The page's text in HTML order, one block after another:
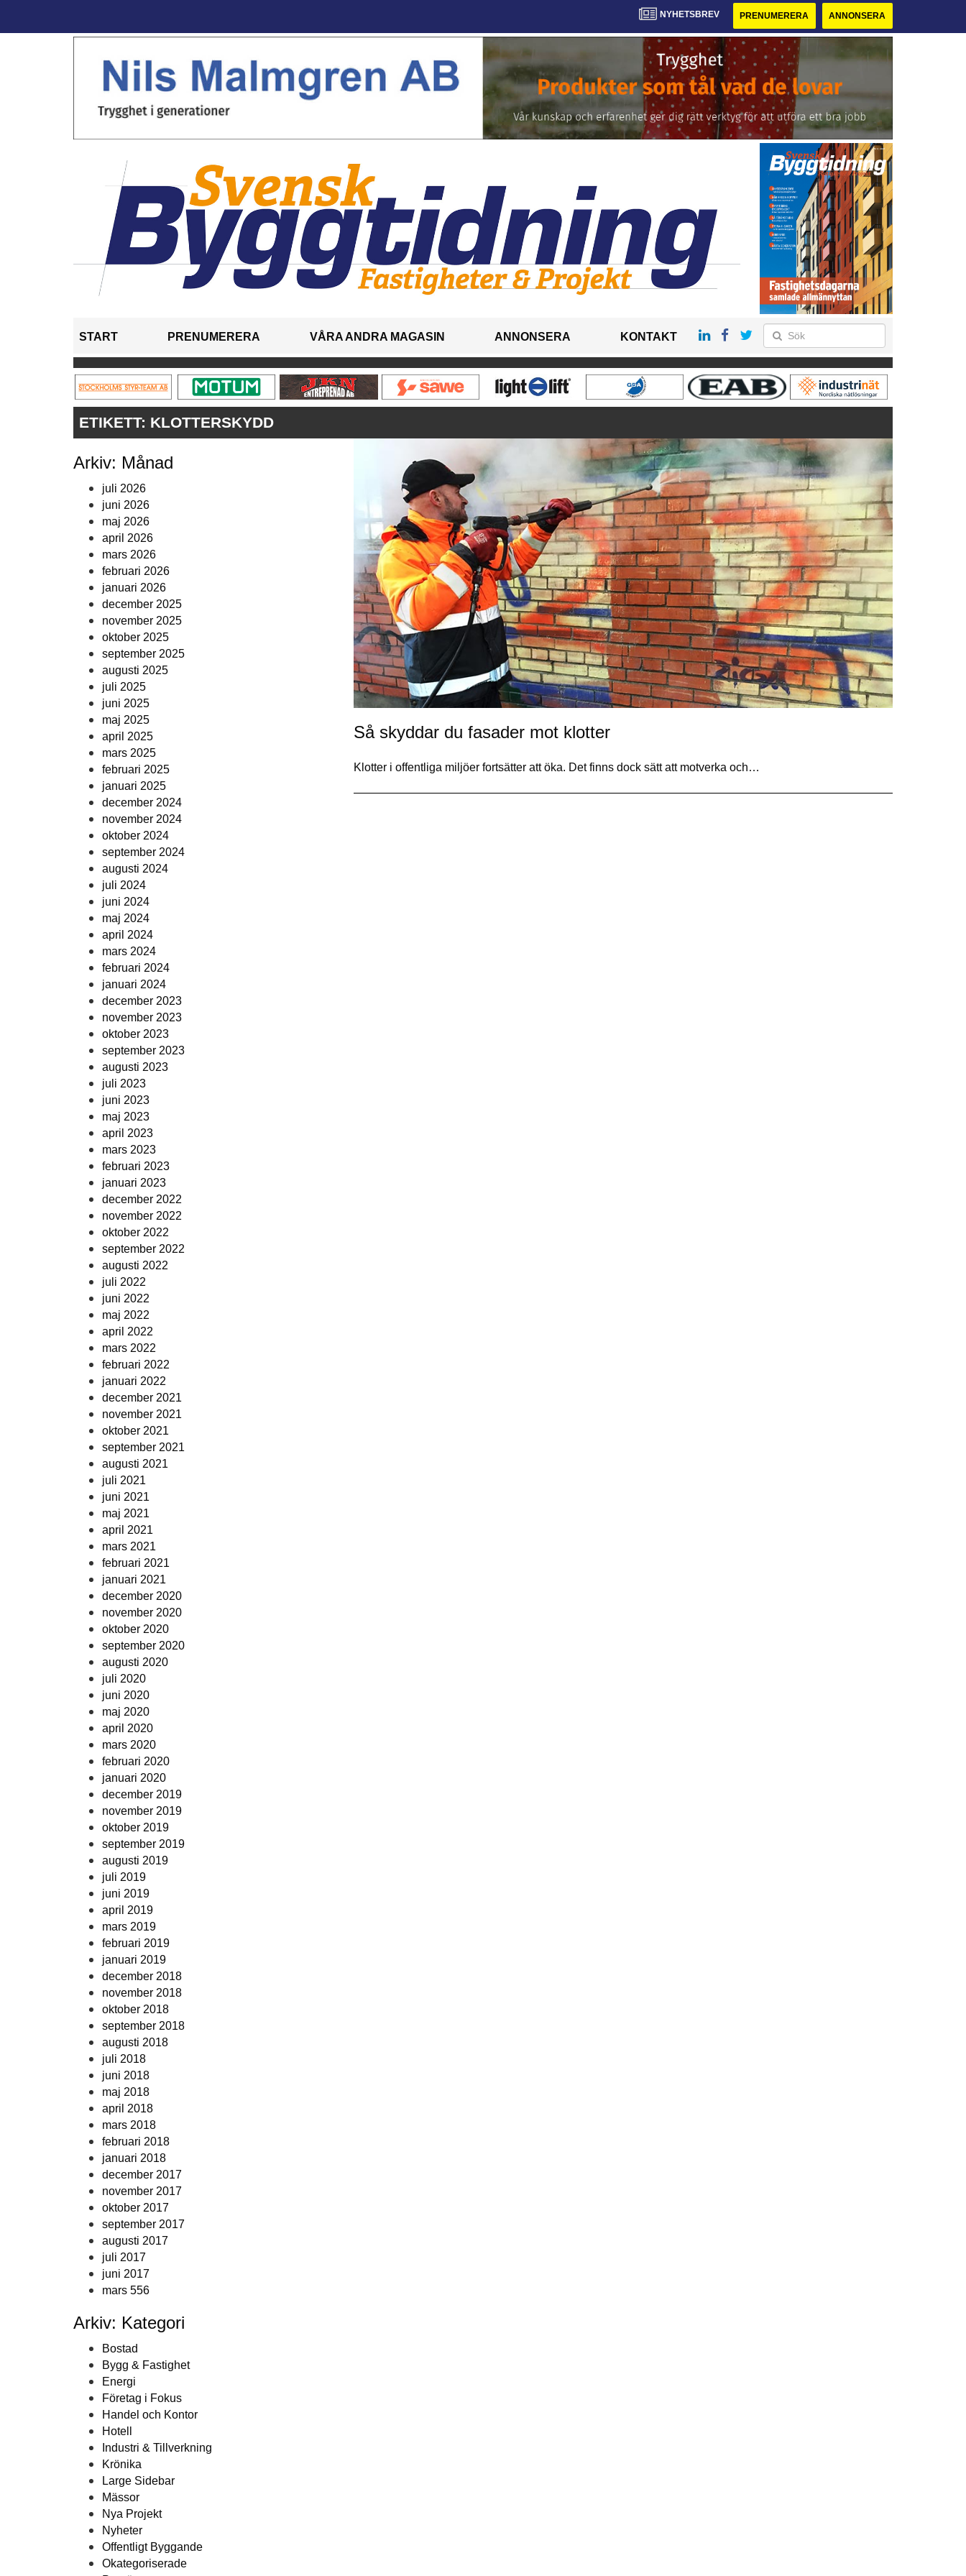
NYHETSBREV PRENUMERERA ANNONSERA
START PRENUMERERA VÅRA ANDRA MAGASIN ANNONSERA KONTAKT
ETIKETT: KLOTTERSKYDD
Arkiv: Månad
juli 2026
juni 2026
maj 2026
april 2026
mars 2026
februari 2026
januari 2026
december 2025
november 2025
oktober 2025
september 2025
augusti 2025
juli 2025
juni 2025
maj 2025
april 2025
mars 2025
februari 2025
januari 2025
december 2024
november 2024
oktober 2024
september 2024
augusti 2024
juli 2024
juni 2024
maj 2024
april 2024
mars 2024
februari 2024
januari 2024
december 2023
november 2023
oktober 2023
september 2023
augusti 2023
juli 2023
juni 2023
maj 2023
april 2023
mars 2023
februari 2023
januari 2023
december 2022
november 2022
oktober 2022
september 2022
augusti 2022
juli 2022
juni 2022
maj 2022
april 2022
mars 2022
februari 2022
januari 2022
december 2021
november 2021
oktober 2021
september 2021
augusti 2021
juli 2021
juni 2021
maj 2021
april 2021
mars 2021
februari 2021
januari 2021
december 2020
november 2020
oktober 2020
september 2020
augusti 2020
juli 2020
juni 2020
maj 2020
april 2020
mars 2020
februari 2020
januari 2020
december 2019
november 2019
oktober 2019
september 2019
augusti 2019
juli 2019
juni 2019
april 2019
mars 2019
februari 2019
januari 2019
december 2018
november 2018
oktober 2018
september 2018
augusti 2018
juli 2018
juni 2018
maj 2018
april 2018
mars 2018
februari 2018
januari 2018
december 2017
november 2017
oktober 2017
september 2017
augusti 2017
juli 2017
juni 2017
mars 556
Arkiv: Kategori
Bostad
Bygg & Fastighet
Energi
Företag i Fokus
Handel och Kontor
Hotell
Industri & Tillverkning
Krönika
Large Sidebar
Mässor
Nya Projekt
Nyheter
Offentligt Byggande
Okategoriserade
Så skyddar du fasader mot klotter
Klotter i offentliga miljöer fortsätter att öka. Det finns dock sätt att motverka och…